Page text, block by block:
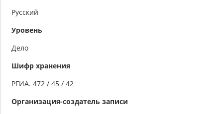
Русский
Уровень
Дело
Шифр хранения
РГИА. 472 / 45 / 42
Организация-создатель записи